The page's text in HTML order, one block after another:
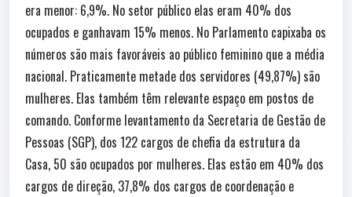
era menor: 6,9%. No setor público elas eram 40% dos
ocupados e ganhavam 15% menos. No Parlamento capixaba os
números são mais favoráveis ao público feminino que a média
nacional. Praticamente metade dos servidores (49,87%) são
mulheres. Elas também têm relevante espaço em postos de
comando. Conforme levantamento da Secretaria de Gestão de
Pessoas (SGP), dos 122 cargos de chefia da estrutura da
Casa, 50 são ocupados por mulheres. Elas estão em 40% dos
cargos de direção, 37,8% dos cargos de coordenação e